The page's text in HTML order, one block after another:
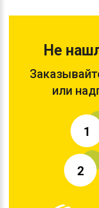
Не
или
1
2